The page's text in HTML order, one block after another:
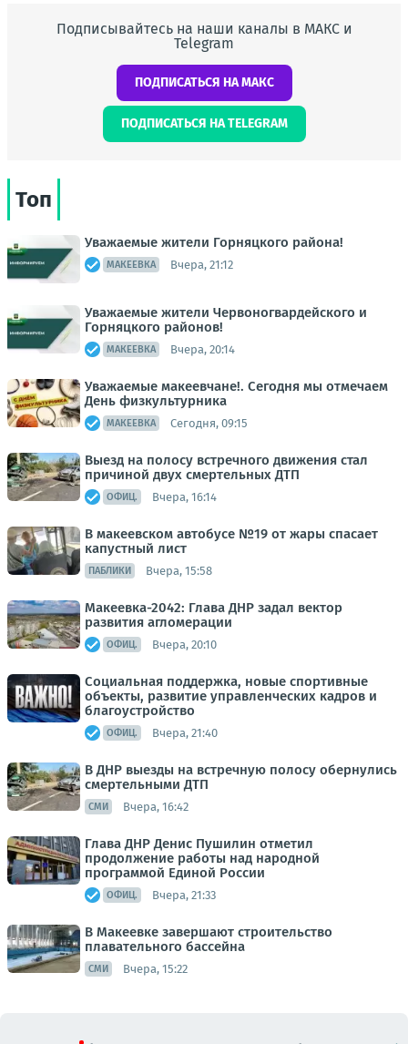
Подписывайтесь на наши каналы в МАКС и
Telegram
ПОДПИСАТЬСЯ НА МАКС
ПОДПИСАТЬСЯ НА TELEGRAM
Топ
Уважаемые жители Горняцкого района!
МАКЕЕВКА Вчера, 21:12
Уважаемые жители Червоногвардейского и
Горняцкого районов!
МАКЕЕВКА Вчера, 20:14
Уважаемые макеевчане!. Сегодня мы отмечаем
День физкультурника
МАКЕЕВКА Сегодня, 09:15
Выезд на полосу встречного движения стал
причиной двух смертельных ДТП
ОФИЦ. Вчера, 16:14
В макеевском автобусе №19 от жары спасает
капустный лист
ПАБЛИКИ Вчера, 15:58
Макеевка-2042: Глава ДНР задал вектор
развития агломерации
ОФИЦ. Вчера, 20:10
Социальная поддержка, новые спортивные
объекты, развитие управленческих кадров и
благоустройство
ОФИЦ. Вчера, 21:40
В ДНР выезды на встречную полосу обернулись
смертельными ДТП
СМИ Вчера, 16:42
Глава ДНР Денис Пушилин отметил
продолжение работы над народной
программой Единой России
ОФИЦ. Вчера, 21:33
В Макеевке завершают строительство
плавательного бассейна
СМИ Вчера, 15:22